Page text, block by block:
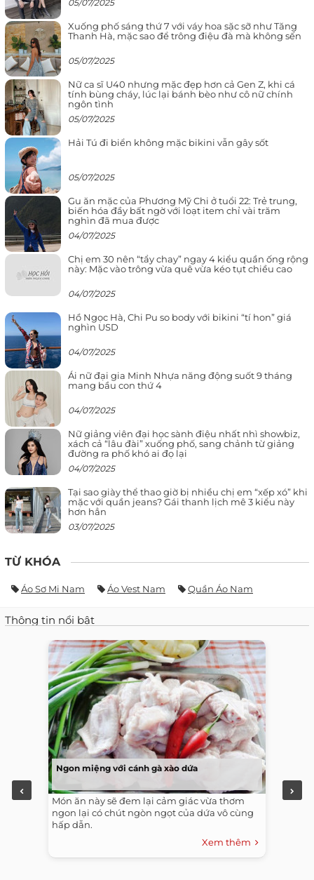
05/07/2025
Xuống phố sáng thứ 7 với váy hoa sặc sỡ như Tăng
Thanh Hà, mặc sao để trông điệu đà mà không sến
05/07/2025
Nữ ca sĩ U40 nhưng mặc đẹp hơn cả Gen Z, khi cá
tính bùng cháy, lúc lại bánh bèo như cô nữ chính
ngôn tình
05/07/2025
Hải Tú đi biển không mặc bikini vẫn gây sốt
05/07/2025
Gu ăn mặc của Phương Mỹ Chi ở tuổi 22: Trẻ trung,
biến hóa đầy bất ngờ với loạt item chỉ vài trăm
nghìn đã mua được
04/07/2025
Chị em 30 nên “tẩy chay” ngay 4 kiểu quần ống rộng
này: Mặc vào trông vừa quê vừa kéo tụt chiều cao
04/07/2025
Hồ Ngọc Hà, Chi Pu so body với bikini “tí hon” giá
nghìn USD
04/07/2025
Ái nữ đại gia Minh Nhựa năng động suốt 9 tháng
mang bầu con thứ 4
04/07/2025
Nữ giảng viên đại học sành điệu nhất nhì showbiz,
xách cả “lâu đài” xuống phố, sang chảnh từ giảng
đường ra phố khó ai đọ lại
04/07/2025
Tại sao giày thể thao giờ bị nhiều chị em “xếp xó” khi
mặc với quần jeans? Gái thanh lịch mê 3 kiểu này
hơn hẳn
03/07/2025
TỪ KHÓA
Áo Sơ Mi Nam Áo Vest Nam Quần Áo Nam
Thông tin nổi bật
Ngon miệng với cánh gà xào dứa
Món ăn này sẽ đem lại cảm giác vừa thơm
ngon lại có chút ngòn ngọt của dứa vô cùng
hấp dẫn.
Xem thêm